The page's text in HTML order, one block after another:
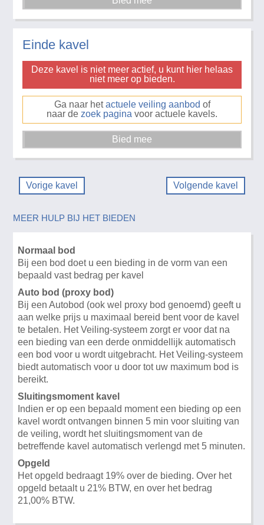
Einde kavel
Deze kavel is niet meer actief, u kunt hier helaas
niet meer op bieden.
Ga naar hetactuele veiling aanbod of
naar de zoek pagina voor actuele kavels.
Vorige kavel Volgende kavel
MEER HULP BIJ HET BIEDEN
Normaal bod
Bij een bod doet u een bieding in de vorm van een
bepaald vast bedrag per kavel
Auto bod (proxy bod)
Bij een Autobod (ook wel proxy bod genoemd) geeft u
aan welke prijs u maximaal bereid bent voor de kavel
te betalen. Het Veiling-systeem zorgt er voor dat na
een bieding van een derde onmiddellijk automatisch
een bod voor u wordt uitgebracht. Het Veiling-systeem
biedt automatisch voor u door tot uw maximum bod is
bereikt.
Sluitingsmoment kavel
Indien er op een bepaald moment een bieding op een
kavel wordt ontvangen binnen 5 min voor sluiting van
de veiling, wordt het sluitingsmoment van de
betreffende kavel automatisch verlengd met 5 minuten.
Opgeld
Het opgeld bedraagt 19% over de bieding. Over het
opgeld betaalt u 21% BTW, en over het bedrag
21,00% BTW.